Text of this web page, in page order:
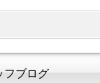
ブログ